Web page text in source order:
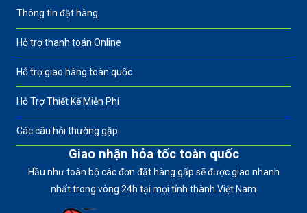
Thông tin đặt hàng
Hỗ trợ thanh toán Online
Hỗ trợ giao hàng toàn quốc
Hỗ Trợ Thiết Kế Miễn Phí
Các câu hỏi thường gặp
Giao nhận hỏa tốc toàn quốc
Hầu như toàn bộ các đơn đặt hàng gấp sẽ được giao nhanh
nhất trong vòng 24h tại mọi tỉnh thành Việt Nam